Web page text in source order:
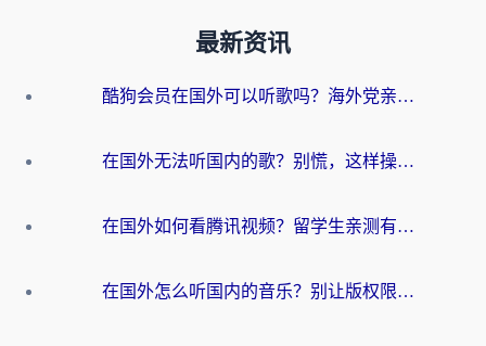
最新资讯
酷狗会员在国外可以听歌吗？海外党亲测有效：3步解决音乐权限难题
在国外无法听国内的歌？别慌，这样操作就能畅听QQ音乐（附亲测加速器推荐）
在国外如何看腾讯视频？留学生亲测有效的回国加速方案
在国外怎么听国内的音乐？别让版权限制断了你的华语歌单